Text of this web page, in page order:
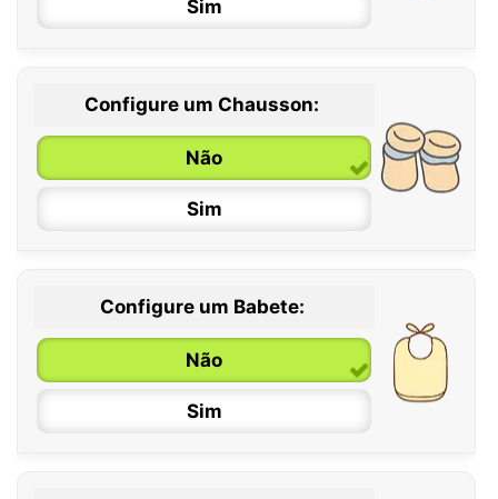
Sim
0 / 6 meses
6 / 12 meses
12 / 18 meses
Configure um Chausson:
Não
Sim
Configure um Babete:
Não
Sim